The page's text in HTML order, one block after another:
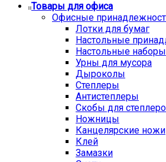
Товары для офиса
Офисные
Лотки для бумаг
Настольные
Настольные наборы
Урны для мусора
Дыроколы
Степлеры
Антистеплеры
Скобы для
Ножницы
Канцелярские ножи
Клей
Замазки